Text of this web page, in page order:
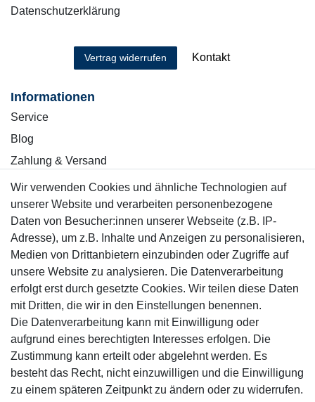
Datenschutzerklärung
Vertrag widerrufen Kontakt
Informationen
Service
Blog
Zahlung & Versand
Sicher einkaufen
Mitglied
Motor-Fit
© Copyright 2026 | Alle Rechte vorbehalten.
Wir verwenden Cookies und ähnliche Technologien auf
unserer Website und verarbeiten personenbezogene
Daten von Besucher:innen unserer Webseite (z.B. IP-
Adresse), um z.B. Inhalte und Anzeigen zu personalisieren,
Medien von Drittanbietern einzubinden oder Zugriffe auf
unsere Website zu analysieren. Die Datenverarbeitung
erfolgt erst durch gesetzte Cookies. Wir teilen diese Daten
mit Dritten, die wir in den Einstellungen benennen.
Die Datenverarbeitung kann mit Einwilligung oder
aufgrund eines berechtigten Interesses erfolgen. Die
Zustimmung kann erteilt oder abgelehnt werden. Es
besteht das Recht, nicht einzuwilligen und die Einwilligung
zu einem späteren Zeitpunkt zu ändern oder zu widerrufen.